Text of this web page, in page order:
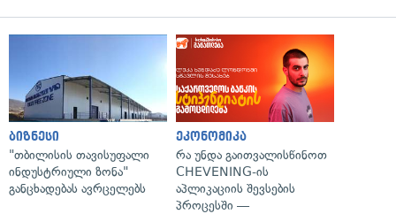
ბიზნესი
"თბილისის თავისუფალი
ინდუსტრიული ზონა"
განცხადებას ავრცელებს
ეკონომიკა
რა უნდა გაითვალისწინოთ
CHEVENING-ის
აპლიკაციის შევსების
პროცესში —